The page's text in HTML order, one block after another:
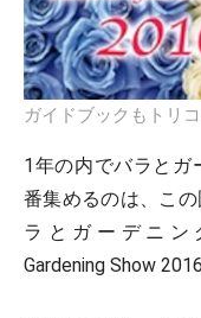
ガイドブックもトリ
1年の内でバラとガ
番集めるのは、こ
ラとガーデニン
Gardening Show